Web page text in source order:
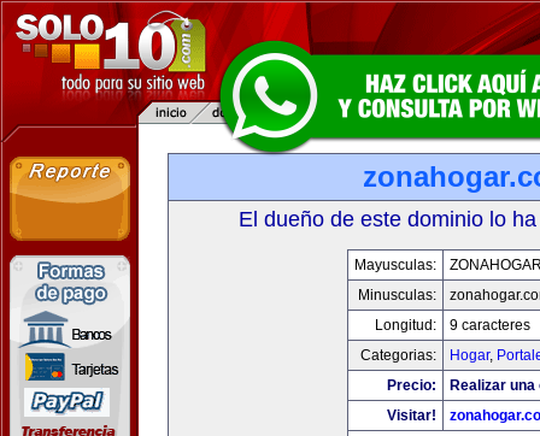
El dueño de este dominio lo
Mayusculas:
Minusculas:
Longitud:
9 caracteres
Categorias:
Hogar,
Precio:
Realizar
Visitar!